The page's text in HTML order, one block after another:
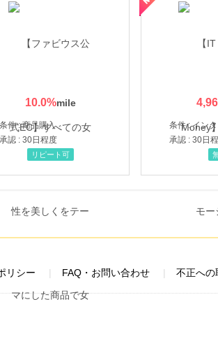
10.0%
条件 : 商品購入
承認 : 30日程度
リピート可
承認 : 30日
リシー FAQ・お問い合わせ 不正への